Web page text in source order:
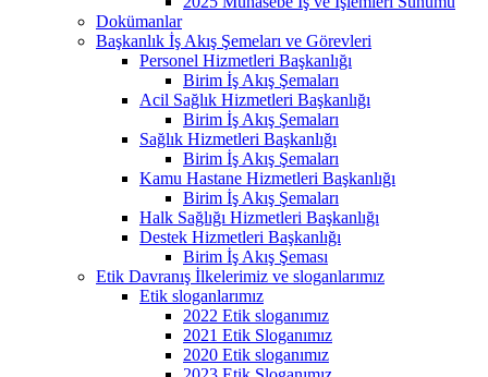
Dokümanlar
Başkanlık İş Akış Şemeları ve Görevleri
Personel Hizmetleri Başkanlığı
Birim İş Akış Şemaları
Acil Sağlık Hizmetleri Başkanlığı
Birim İş Akış Şemaları
Sağlık Hizmetleri Başkanlığı
Birim İş Akış Şemaları
Kamu Hastane Hizmetleri Başkanlığı
Birim İş Akış Şemaları
Halk Sağlığı Hizmetleri Başkanlığı
Destek Hizmetleri Başkanlığı
Birim İş Akış Şeması
Etik Davranış İlkelerimiz ve sloganlarımız
Etik sloganlarımız
2022 Etik sloganımız
2021 Etik Sloganımız
2020 Etik sloganımız